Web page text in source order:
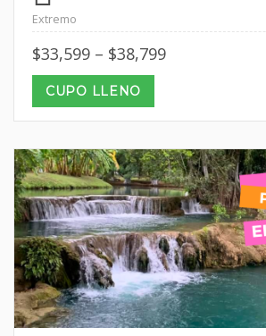
Extremo
$33,599 – $38,799Price
$38,799
CUPO LLENO